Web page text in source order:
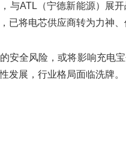
与ATL（宁德新能源）展
已将电芯供应商转为力神、
安全风险，或将影响充电
发展，行业格局面临洗牌。